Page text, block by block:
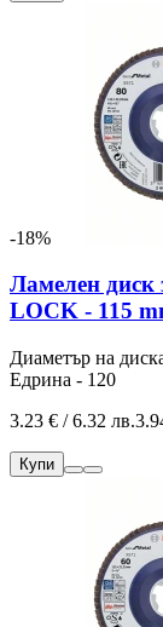
-18%
Ламелен
LOCK - 115
Диаметър на
Едрина - 120
3.23 € / 6.32 лв.
Купи